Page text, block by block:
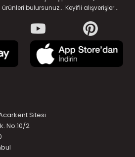
bulursunuz... Keyifli alışverişler...
Sitesi
No:10/2